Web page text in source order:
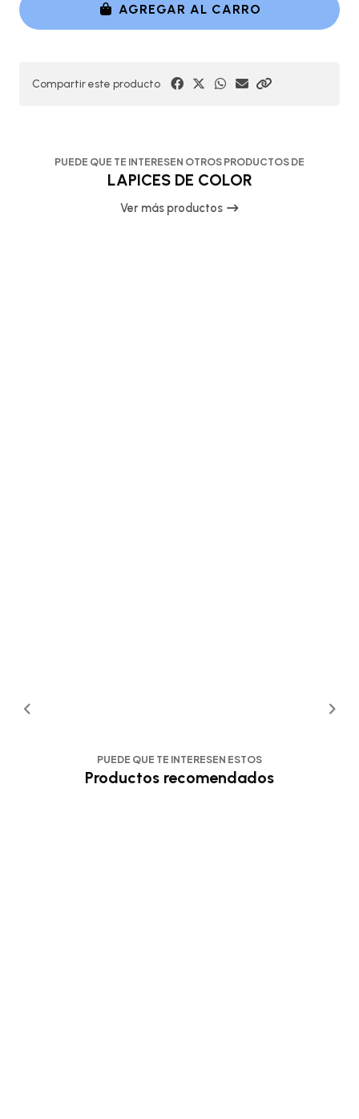
AGREGAR AL CARRO
Compartir este producto
PUEDE QUE TE INTERESEN OTROS PRODUCTOS DE
LAPICES DE COLOR
Ver más productos
PUEDE QUE TE INTERESEN ESTOS
Productos recomendados